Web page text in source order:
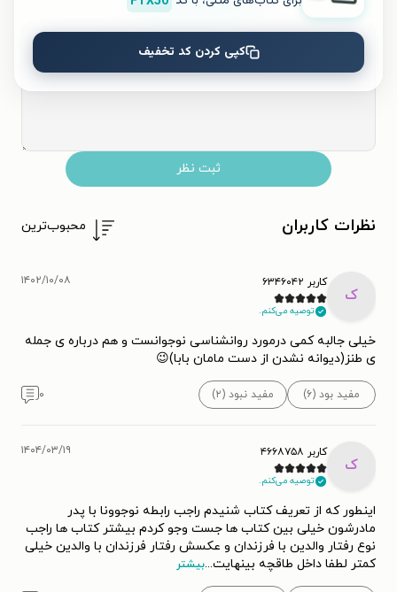
۴ ۵
ثبت نظر
نظرات کاربران محبوب‌ترین
ک
کاربر ۶۳۴۶۰۴۲
توصیه می‌کنم.
۱۴۰۲/۱۰/۰۸
خیلی جالبه کمی درمورد روانشناسی نوجوانست و هم درباره ی جمله
ی طنز(دیوانه نشدن از دست مامان بابا)😉
مفید بود (۶) مفید نبود (۲) ۰
ک
کاربر ۴۶۶۸۷۵۸
توصیه می‌کنم.
۱۴۰۴/۰۳/۱۹
اینطور که از تعریف کتاب شنیدم راجب رابطه نوجوونا با پدر
مادرشون خیلی بین کتاب ها جست وجو کردم بیشتر کتاب ها راجب
نوع رفتار والدین با فرزندان و عکسش رفتار فرزندان با والدین خیلی
کمتر لطفا داخل طاقچه بینهایت...بیشتر
کپی کردن کد تخفیف